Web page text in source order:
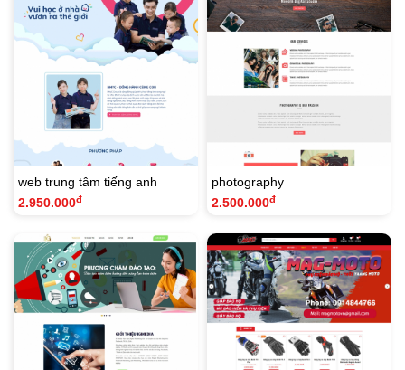
web trung tâm tiếng anh
2.950.000đ
photography
2.500.000đ